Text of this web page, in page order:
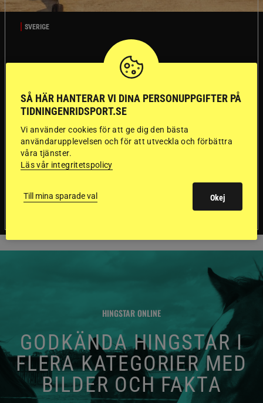
SVERIGE
ridhjälmarna blev
sämst i test
Stort test av ridhjälmar
Folksam har testat 15 ridhjälmar i olika
prisklasser för att se vilken som är den säkraste.
Det visar sig vara stor skillnad på säkerheten
mellan de olika hjälmarna – och dyrast är inte
HINGSTAR ONLINE
GODKÄNDA HINGSTAR I
FLERA KATEGORIER MED
BILDER OCH FAKTA
SÅ HÄR HANTERAR VI DINA PERSONUPPGIFTER PÅ
TIDNINGENRIDSPORT.SE
Vi använder cookies för att ge dig den bästa
användarupplevelsen och för att utveckla och förbättra
våra tjänster.
Läs vår integritetspolicy
Till mina sparade val Okej